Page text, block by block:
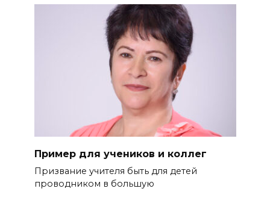
Пример для учеников и коллег
Призвание учителя быть для де­тей
проводником в большую